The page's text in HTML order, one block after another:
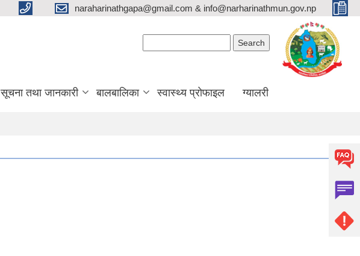
naraharinathgapa@gmail.com & info@narharinathmun.gov.np
सूचना तथा जानकारी बालबालिका स्वास्थ्य प्रोफाइल ग्यालरी